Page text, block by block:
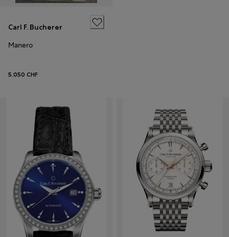
Carl F. Bucherer
Manero
5.050 CHF